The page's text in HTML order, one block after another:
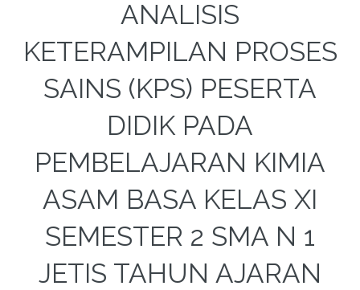
ANALISIS
KETERAMPILAN PROSES
SAINS (KPS) PESERTA
DIDIK PADA
PEMBELAJARAN KIMIA
ASAM BASA KELAS XI
SEMESTER 2 SMA N 1
JETIS TAHUN AJARAN